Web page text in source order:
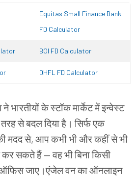
Equitas Small Finance Bank
FD Calculator
BOI FD Calculator
DHFL FD Calculator
भारतीयों के स्टॉक मार्केट में इन्वेस्ट
से बदल दिया है। सिर्फ एक
की मदद से, आप कभी भी और कहीं से भी
सकते हैं — वह भी बिना किसी
ऑफिस जाए।एंजेल वन का ऑनलाइन